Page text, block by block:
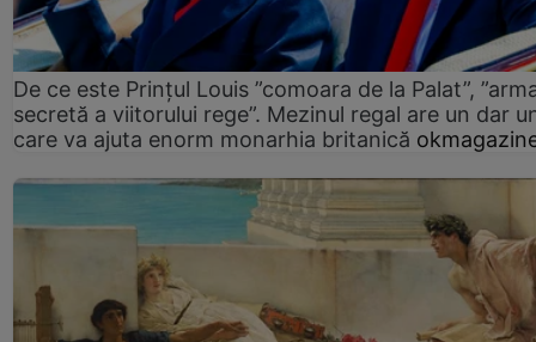
De ce este Prințul Louis ”comoara de la Palat”,
secretă a viitorului rege”. Mezinul regal are un dar
care va ajuta enorm monarhia britanică